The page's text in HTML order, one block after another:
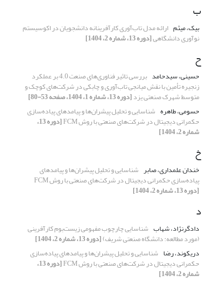
ب
بیک، میثم ارائه مدل تاب‌آوری کارآفرینانه دانشجویان در اکوسیستم
نوآوری دانشگاهی[دوره 13، شماره 2، 1404]
ح
حسینی، سیدحامد بررسی تاثیر فناوری‌های صنعت 4.0 بر عملکرد
زنجیره تأمین با نقش میانجی تاب‌آوری و چابکی در شرکت‌های کوچک و
متوسط شهرک صنعتی یزد[دوره 13، شماره 1، 1404، صفحه 53-80]
حسومی، طاهره شناسایی و تحلیل پیشران‌ها و پیامدهای پیاده‌سازی
حکمرانی دیجیتال در شرکت‌های صنعتی با روش FCM [دوره 13،
شماره 2، 1404]
خ
خندان علمداری، صابر شناسایی و تحلیل پیشران‌ها و پیامدهای
پیاده‌سازی حکمرانی دیجیتال در شرکت‌های صنعتی با روش FCM
[دوره 13، شماره 2، 1404]
د
دادگرنژاد، شهاب شناسایی چارچوب مفهومی زیست‌بوم کارآفرینی
(مورد مطالعه: دانشگاه صنعتی شریف)[دوره 13، شماره 2، 1404]
دریکوند، رضا شناسایی و تحلیل پیشران‌ها و پیامدهای پیاده‌سازی
حکمرانی دیجیتال در شرکت‌های صنعتی با روش FCM [دوره 13،
شماره 2، 1404]